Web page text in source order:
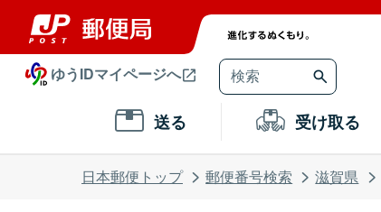
ゆうIDマイページへ
送る 受け取る
日本郵便トップ 郵便番号検索 滋賀県